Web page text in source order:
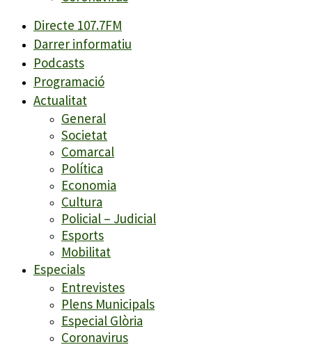
Directe 107.7FM
Darrer informatiu
Podcasts
Programació
Actualitat
General
Societat
Comarcal
Política
Economia
Cultura
Policial – Judicial
Esports
Mobilitat
Especials
Entrevistes
Plens Municipals
Especial Glòria
Coronavirus